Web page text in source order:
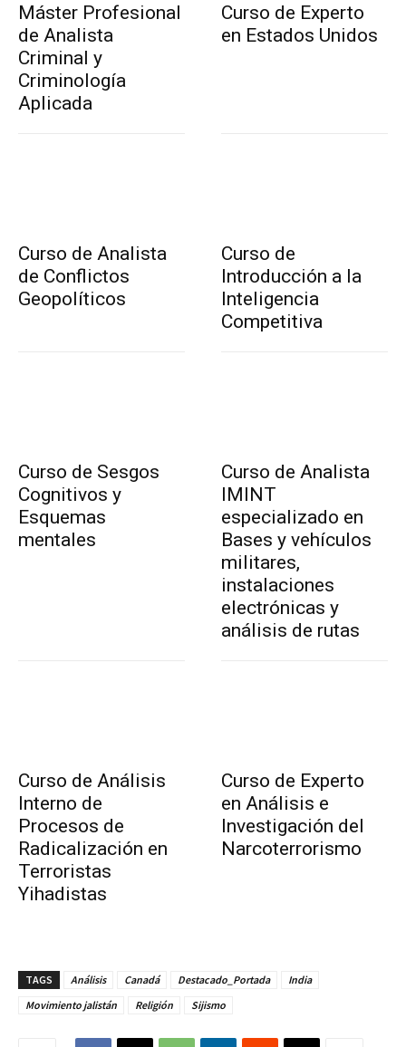
Máster Profesional
de Analista
Criminal y
Criminología
Aplicada
Curso de Experto
en Estados Unidos
Curso de Analista
de Conflictos
Geopolíticos
Curso de
Introducción a la
Inteligencia
Competitiva
Curso de Sesgos
Cognitivos y
Esquemas
mentales
Curso de Analista
IMINT
especializado en
Bases y vehículos
militares,
instalaciones
electrónicas y
análisis de rutas
Curso de Análisis
Interno de
Procesos de
Radicalización en
Terroristas
Yihadistas
Curso de Experto
en Análisis e
Investigación del
Narcoterrorismo
TAGS Análisis Canadá Destacado_Portada
India
Movimiento jalistán
Religión Sijismo